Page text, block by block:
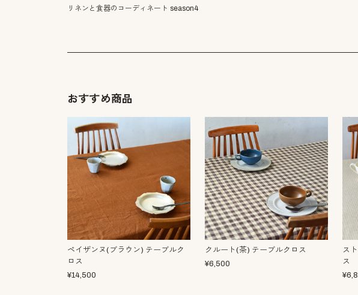
リネンと食器のコーディネート season4
おすすめ商品
ペイザンヌ(ブラウン) テーブルク
ロス
¥14,500
クルート(茶) テーブルクロス
¥6,500
ス
ス
¥